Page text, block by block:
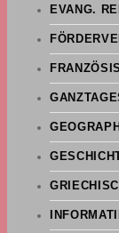
EVANG.